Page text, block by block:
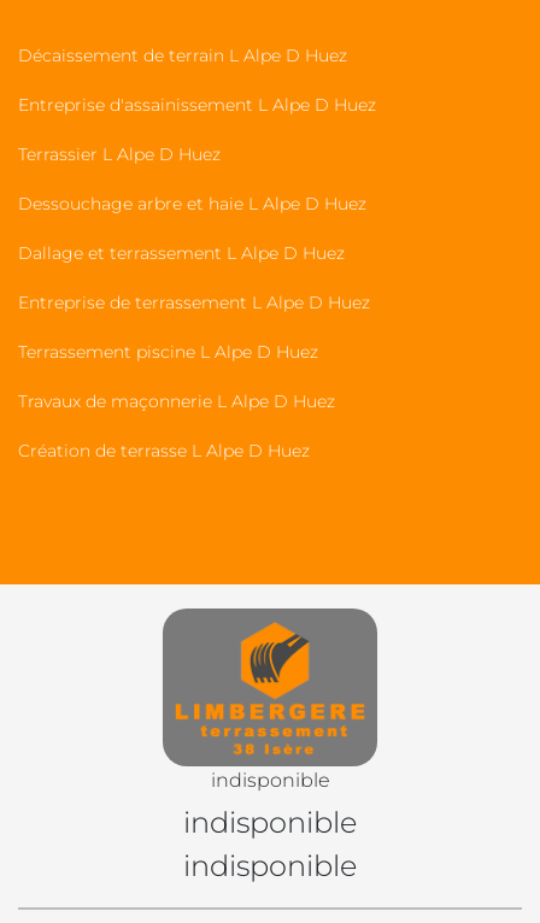
Décaissement de terrain L Alpe D Huez
Entreprise d'assainissement L Alpe D Huez
Terrassier L Alpe D Huez
Dessouchage arbre et haie L Alpe D Huez
Dallage et terrassement L Alpe D Huez
Entreprise de terrassement L Alpe D Huez
Terrassement piscine L Alpe D Huez
Travaux de maçonnerie L Alpe D Huez
Création de terrasse L Alpe D Huez
indisponible
indisponible
indisponible